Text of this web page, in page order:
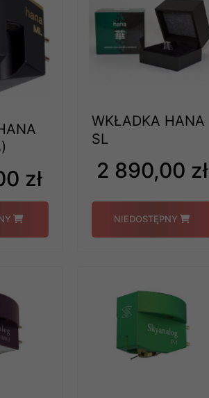
zł
WKŁADKA HANA
SL
2 890,00 zł
NIEDOSTĘPNY